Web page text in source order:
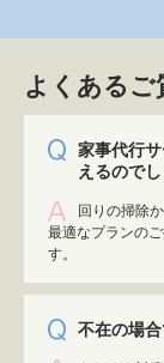
よくあるご
家事代行
えるので
回りの掃除
最適なプランの
す。
不在の場